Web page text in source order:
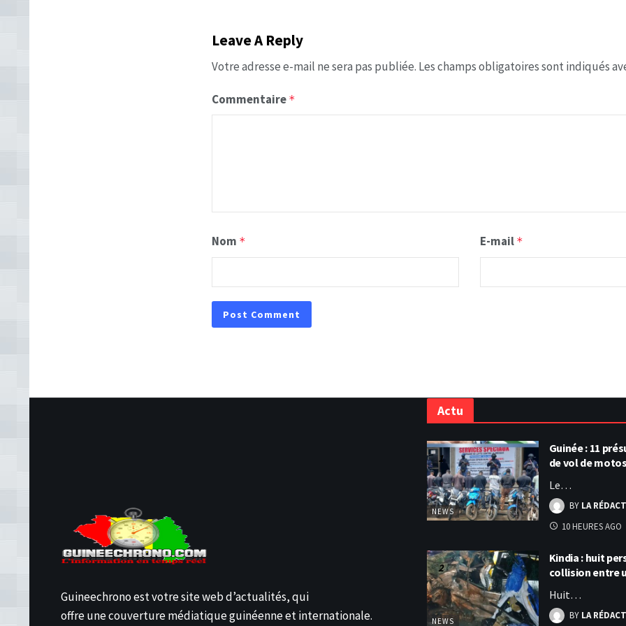
Leave A Reply
Votre adresse e-mail ne sera pas publiée. Les champs obligatoires sont indiqués
Commentaire *
Nom * E-mail *
Guineechrono est votre site web d’actualités, qui
offre une couverture médiatique guinéenne et internationale.
Actu
NEWS
Guinée : 11
de vol de
Le…
BY LA
10 HEURES AGO
NEWS
Kindia : huit
collision entre
Huit…
BY LA